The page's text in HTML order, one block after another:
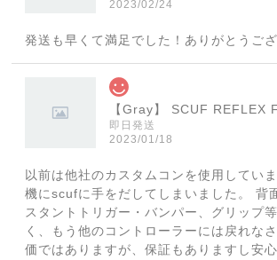
2023/02/24
発送も早くて満足でした！ありがとうござ
即日発送
2023/01/18
以前は他社のカスタムコンを使用してい
機にscufに手をだしてしまいました。 背
スタントトリガー・バンパー、グリップ
く、もう他のコントローラーには戻れな
価ではありますが、保証もありますし安